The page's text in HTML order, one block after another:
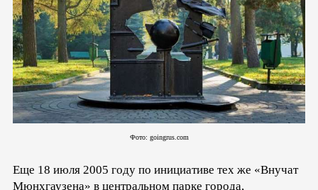
Фото: goingrus.com
Еще 18 июля 2005 году по инициативе тех же «Внучат
Мюнхгаузена» в центральном парке города,